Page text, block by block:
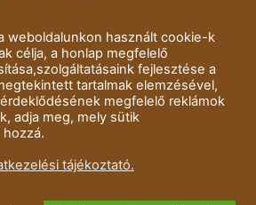
weboldalunkon használt cookie-k
célja, a honlap megfelelő
fejlesztése a
tartalmak elemzésével,
megfelelő reklámok
adja meg, mely sütik
hozzá.
tájékoztató.